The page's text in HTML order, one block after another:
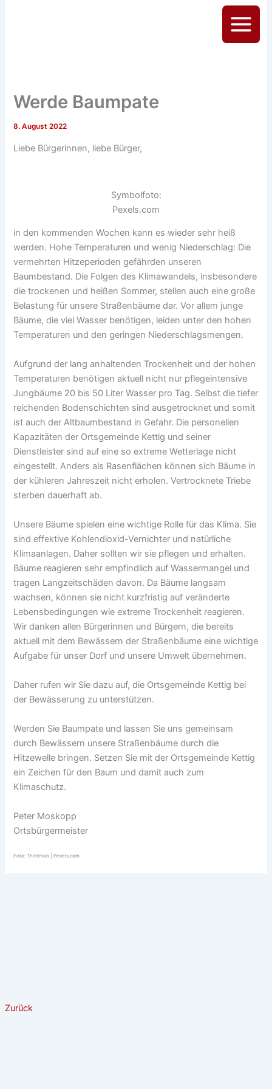
Main
Zurück
Werde Baumpate
8. August 2022
Liebe Bürgerinnen, liebe Bürger,
Symbolfoto:
Pexels.com
in den kommenden Wochen kann es wieder sehr heiß
werden. Hohe Temperaturen und wenig Niederschlag: Die
vermehrten Hitzeperioden gefährden unseren
Baumbestand. Die Folgen des Klimawandels, insbesondere
die trockenen und heißen Sommer, stellen auch eine große
Belastung für unsere Straßenbäume dar. Vor allem junge
Bäume, die viel Wasser benötigen, leiden unter den hohen
Temperaturen und den geringen Niederschlagsmengen.
Aufgrund der lang anhaltenden Trockenheit und der hohen
Temperaturen benötigen aktuell nicht nur pflegeintensive
Jungbäume 20 bis 50 Liter Wasser pro Tag. Selbst die tiefer
reichenden Bodenschichten sind ausgetrocknet und somit
ist auch der Altbaumbestand in Gefahr. Die personellen
Kapazitäten der Ortsgemeinde Kettig und seiner
Dienstleister sind auf eine so extreme Wetterlage nicht
eingestellt. Anders als Rasenflächen können sich Bäume in
der kühleren Jahreszeit nicht erholen. Vertrocknete Triebe
sterben dauerhaft ab.
Unsere Bäume spielen eine wichtige Rolle für das Klima. Sie
sind effektive Kohlendioxid-Vernichter und natürliche
Klimaanlagen. Daher sollten wir sie pflegen und erhalten.
Bäume reagieren sehr empfindlich auf Wassermangel und
tragen Langzeitschäden davon. Da Bäume langsam
wachsen, können sie nicht kurzfristig auf veränderte
Lebensbedingungen wie extreme Trockenheit reagieren.
Wir danken allen Bürgerinnen und Bürgern, die bereits
aktuell mit dem Bewässern der Straßenbäume eine wichtige
Aufgabe für unser Dorf und unsere Umwelt übernehmen.
Daher rufen wir Sie dazu auf, die Ortsgemeinde Kettig bei
der Bewässerung zu unterstützen.
Werden Sie Baumpate und lassen Sie uns gemeinsam
durch Bewässern unsere Straßenbäume durch die
Hitzewelle bringen. Setzen Sie mit der Ortsgemeinde Kettig
ein Zeichen für den Baum und damit auch zum
Klimaschutz.
Peter Moskopp
Ortsbürgermeister
Foto: Thirdman | Pexels.com